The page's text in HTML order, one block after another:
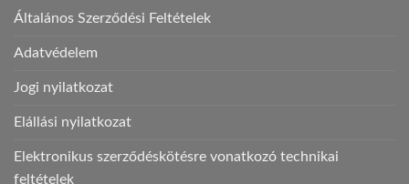
Általános Szerződési Feltételek
Adatvédelem
Jogi nyilatkozat
Elállási nyilatkozat
Elektronikus szerződéskötésre vonatkozó technikai
feltételek